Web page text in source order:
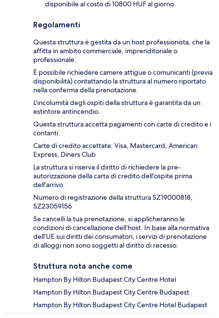
disponibile al costo di 10800 HUF al giorno.
Regolamenti
Questa struttura è gestita da un host professionista, che la
affitta in ambito commerciale, imprenditoriale o
professionale.
È possibile richiedere camere attigue o comunicanti (previa
disponibilità) contattando la struttura al numero riportato
nella conferma della prenotazione.
L'incolumità degli ospiti della struttura è garantita da un
estintore antincendio.
Questa struttura accetta pagamenti con carte di credito e i
contanti.
Carte di credito accettate: Visa, Mastercard, American
Express, Diners Club
La struttura si riserva il diritto di richiedere la pre-
autorizzazione della carta di credito dell'ospite prima
dell'arrivo.
Numero di registrazione della struttura SZ19000818,
SZ23059156
Se cancelli la tua prenotazione, si applicheranno le
condizioni di cancellazione dell’host. In base alla normativa
dell’UE sui diritti dei consumatori, i servizi di prenotazione
di alloggi non sono soggetti al diritto di recesso.
Struttura nota anche come
Hampton By Hilton Budapest City Centre Hotel
Hampton By Hilton Budapest City Centre Budapest
Hampton By Hilton Budapest City Centre Hotel Budapest